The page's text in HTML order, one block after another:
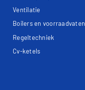
Ventilatie
Boilers en voorraadvaten
Regeltechniek
Cv-ketels